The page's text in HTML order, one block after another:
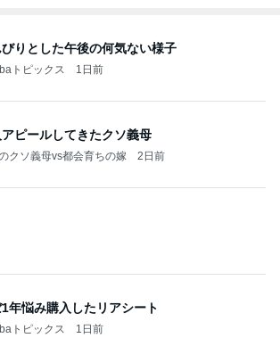
りとした午後の何気ない様子
トピックス 1日前
ピールしてきたクソ義母
クソ義母vs都会育ちの嫁 2日前
年悩み購入したリアシート
トピックス 1日前